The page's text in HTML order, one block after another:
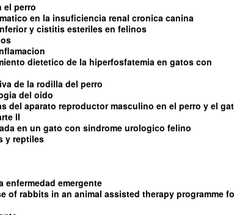
el perro
en la insuficiencia renal cronica canina
y cistitis esteriles en felinos
dietetico de la hiperfosfatemia en gatos con
de la rodilla del perro
del oido
del aparato reproductor masculino en el perro y el
II
en un gato con sindrome urologico felino
y reptiles
emergente
of rabbits in an animal assisted therapy programme